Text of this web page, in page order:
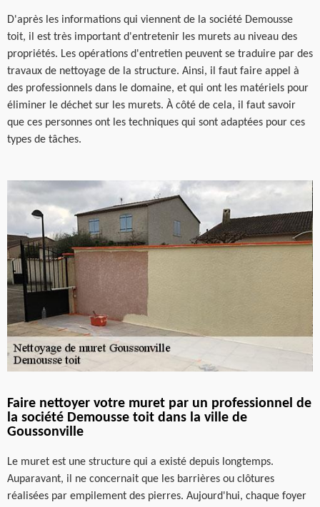
D'après les informations qui viennent de la société Demousse
toit, il est très important d'entretenir les murets au niveau des
propriétés. Les opérations d'entretien peuvent se traduire par des
travaux de nettoyage de la structure. Ainsi, il faut faire appel à
des professionnels dans le domaine, et qui ont les matériels pour
éliminer le déchet sur les murets. À côté de cela, il faut savoir
que ces personnes ont les techniques qui sont adaptées pour ces
types de tâches.
Faire nettoyer votre muret par un professionnel de
la société Demousse toit dans la ville de
Goussonville
Le muret est une structure qui a existé depuis longtemps.
Auparavant, il ne concernait que les barrières ou clôtures
réalisées par empilement des pierres. Aujourd'hui, chaque foyer